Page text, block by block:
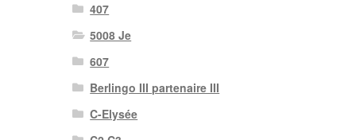
407
5008 Je
607
Berlingo III partenaire III
C-Elysée